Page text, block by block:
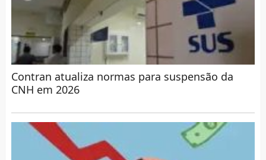
Contran atualiza normas para suspensão da
CNH em 2026